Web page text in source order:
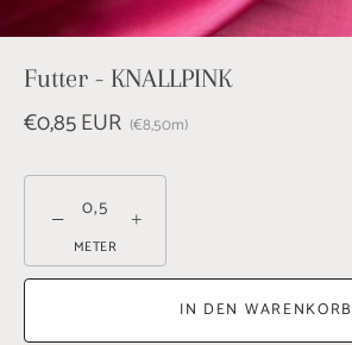
Futter - KNALLPINK
€0,85 EUR €8,50m
−
METER
+
IN DEN WARENKORB